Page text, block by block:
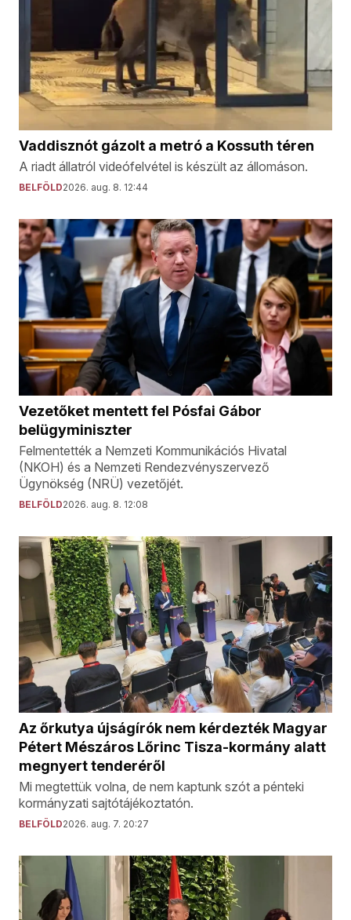
Vaddisznót gázolt a metró a Kossuth téren
A riadt állatról videófelvétel is készült az állomáson.
BELFÖLD2026. aug. 8. 12:44
Vezetőket mentett fel Pósfai Gábor
belügyminiszter
Felmentették a Nemzeti Kommunikációs Hivatal
(NKOH) és a Nemzeti Rendezvényszervező
Ügynökség (NRÜ) vezetőjét.
BELFÖLD2026. aug. 8. 12:08
Az őrkutya újságírók nem kérdezték Magyar
Pétert Mészáros Lőrinc Tisza-kormány alatt
megnyert tenderéről
Mi megtettük volna, de nem kaptunk szót a pénteki
kormányzati sajtótájékoztatón.
BELFÖLD2026. aug. 7. 20:27